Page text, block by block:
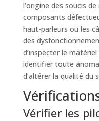
l’origine des soucis
composants
haut-parleurs ou les
des
d’inspecter le
identifier toute
d’altérer la qualité du
Vérifier les